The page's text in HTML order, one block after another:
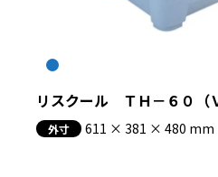
リスクール ＴＨ－６０（
外寸 611 × 381 × 480 mm